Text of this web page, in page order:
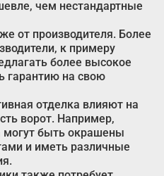
чем нестандартные
от производителя. Более
к примеру
более высокое
гарантию на свою
отделка влияют на
ворот. Например,
могут быть окрашены
и иметь различные